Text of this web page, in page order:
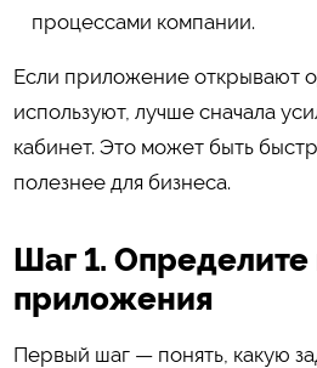
процессами компании.
Если приложение открывают
используют, лучше сначала
кабинет. Это может быть
полезнее для бизнеса.
Шаг 1. Определите
приложения
Первый шаг — понять, какую